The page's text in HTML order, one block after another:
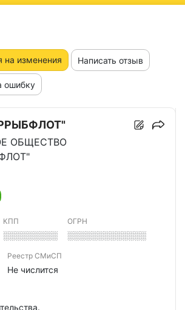
на изменения Написать отзыв
ошибку
ОБЩЕСТВО
КПП
░░░░░░░░░
ОГРН
░░░░░░░░░░░░░
Реестр СМиСП
Не числится